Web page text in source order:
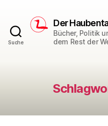
Suche
Der
Bücher, Politik
dem Rest der